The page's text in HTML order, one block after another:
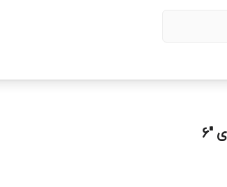
"6